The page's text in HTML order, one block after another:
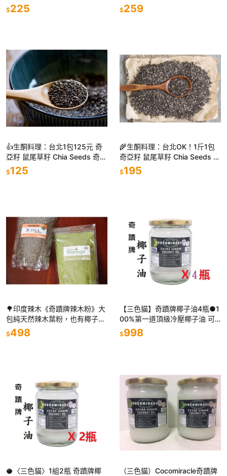
味橄欖油 250ml 調味橄欖油
$225
欖油 松露油 黑松露油 牛肝菌油
意大利香菇 蘑菇油
$259
👍生酮料理：台北1包125元 奇
亞籽 鼠尾草籽 Chia Seeds 奇亞
子 奇異籽 另有椰子油 辣木粉
$125
🌾生酮料理：台北OK！1斤1包
奇亞籽 鼠尾草籽 Chia Seeds 奇
亞子 奇異籽 另有椰子油 辣木粉
$195
🌳印度辣木《奇蹟牌辣木粉》大
包純天然辣木葉粉，也有椰子油,
黎麥,奇亞子，也有辣木膠囊 買
三包多件優惠 可以烘焙 料理
$498
【三色貓】奇蹟牌椰子油4瓶●1
00%第一道頂級冷壓椰子油 可
以食用、漱口、按摩油、護唇
膏、助曬油、嬰兒油、護髮油
$998
🥥〈三色貓〉1組2瓶 奇蹟牌椰
（三色貓）Cocomiracle奇蹟牌